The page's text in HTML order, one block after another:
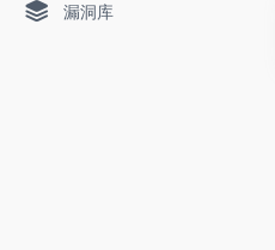
漏洞库